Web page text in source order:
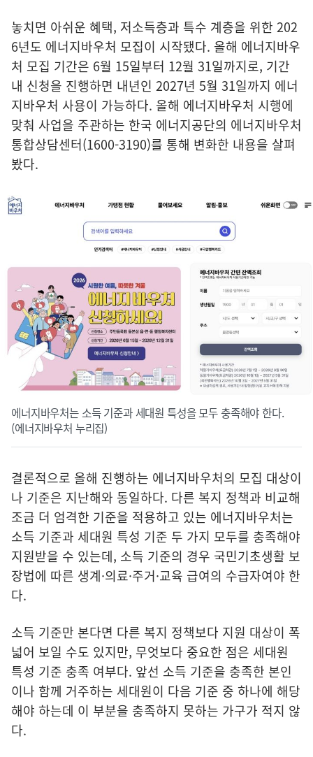
놓치면 아쉬운 혜택, 저소득층과 특수 계층을 위한 202
6년도 에너지바우처 모집이 시작됐다. 올해 에너지바우
처 모집 기간은 6월 15일부터 12월 31일까지로, 기간
내 신청을 진행하면 내년인 2027년 5월 31일까지 에너
지바우처 사용이 가능하다. 올해 에너지바우처 시행에
맞춰 사업을 주관하는 한국 에너지공단의 에너지바우처
통합상담센터(1600-3190)를 통해 변화한 내용을 살펴
봤다.
에너지바우처는 소득 기준과 세대원 특성을 모두 충족해야 한다.
(에너지바우처 누리집)
결론적으로 올해 진행하는 에너지바우처의 모집 대상이
나 기준은 지난해와 동일하다. 다른 복지 정책과 비교해
조금 더 엄격한 기준을 적용하고 있는 에너지바우처는
소득 기준과 세대원 특성 기준 두 가지 모두를 충족해야
지원받을 수 있는데, 소득 기준의 경우 국민기초생활 보
장법에 따른 생계·의료·주거·교육 급여의 수급자여야 한
다.
소득 기준만 본다면 다른 복지 정책보다 지원 대상이 폭
넓어 보일 수도 있지만, 무엇보다 중요한 점은 세대원
특성 기준 충족 여부다. 앞선 소득 기준을 충족한 본인
이나 함께 거주하는 세대원이 다음 기준 중 하나에 해당
해야 하는데 이 부분을 충족하지 못하는 가구가 적지 않
다.